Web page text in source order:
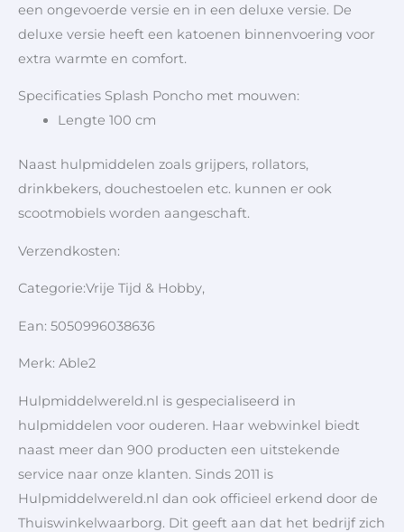
een ongevoerde versie en in een deluxe versie. De
deluxe versie heeft een katoenen binnenvoering voor
extra warmte en comfort.
Specificaties Splash Poncho met mouwen:
Lengte 100 cm
Naast hulpmiddelen zoals grijpers, rollators,
drinkbekers, douchestoelen etc. kunnen er ook
scootmobiels worden aangeschaft.
Verzendkosten:
Categorie:Vrije Tijd & Hobby,
Ean: 5050996038636
Merk: Able2
Hulpmiddelwereld.nl is gespecialiseerd in
hulpmiddelen voor ouderen. Haar webwinkel biedt
naast meer dan 900 producten een uitstekende
service naar onze klanten. Sinds 2011 is
Hulpmiddelwereld.nl dan ook officieel erkend door de
Thuiswinkelwaarborg. Dit geeft aan dat het bedrijf zich